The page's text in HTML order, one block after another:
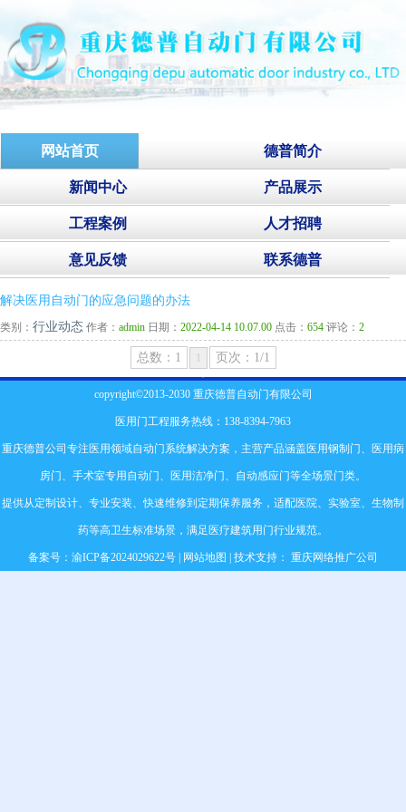
网站首页 德普简介
新闻中心 产品展示
工程案例 人才招聘
意见反馈 联系德普
解决医用自动门的应急问题的办法
类别： 行业动态 作者： admin 日期： 2022-04-14 10.07.00 点击： 654 评论： 2
总数：1 页次：1/1
copyright©2013-2030 重庆德普自动门有限公司
医用门工程服务热线：138-8394-7963
重庆德普公司专注医用领域自动门系统解决方案，主营产品涵盖 医用钢制门、 医用病
房门、 手术室专用自动门、 医用洁净门、自动感应门等全场景门类。
提供从定制设计、专业安装、快速维修到定期保养服务，适配医院、实验室、生物制
药等高卫生标准场景，满足医疗建筑用门行业规范。
备案号： 渝ICP备2024029622号 网站地图 | 技术支持： 重庆网络推广公司